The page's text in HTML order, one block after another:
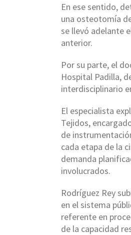
En ese sentido,
una osteotomía
se llevó adelante
anterior.
Por su parte, el
Hospital Padilla,
interdisciplinario
El especialista
Tejidos,
de
cada etapa de la
demanda
involucrados.
Rodríguez Rey
en el sistema
referente en
de la capacidad